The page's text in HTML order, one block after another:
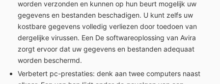
worden verzonden en kunnen op hun beurt mogelijk uw
gegevens en bestanden beschadigen. U kunt zelfs uw
kostbare gegevens volledig verliezen door toedoen van
dergelijke virussen. Een De softwareoplossing van Avira
zorgt ervoor dat uw gegevens en bestanden adequaat
worden beschermd.
Verbetert pc-prestaties: denk aan twee computers naast